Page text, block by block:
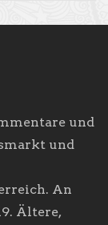
und
und
An
Ältere,